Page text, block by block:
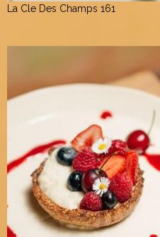
La Cle Des Champs 161